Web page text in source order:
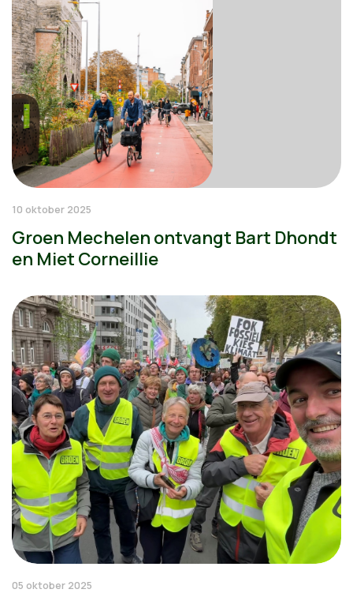
10 oktober 2025
Groen Mechelen ontvangt Bart Dhondt
en Miet Corneillie
05 oktober 2025